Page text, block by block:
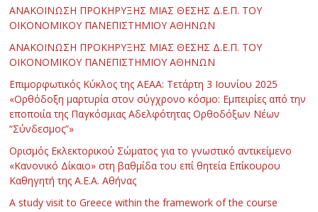
ΑΝΑΚΟΙΝΩΣΗ ΠΡΟΚΗΡΥΞΗΣ ΜΙΑΣ ΘΕΣΗΣ Δ.Ε.Π. ΤΟΥ
ΟΙΚΟΝΟΜΙΚΟΥ ΠΑΝΕΠΙΣΤΗΜΙΟΥ ΑΘΗΝΩΝ
ΑΝΑΚΟΙΝΩΣΗ ΠΡΟΚΗΡΥΞΗΣ ΜΙΑΣ ΘΕΣΗΣ Δ.Ε.Π. ΤΟΥ
ΟΙΚΟΝΟΜΙΚΟΥ ΠΑΝΕΠΙΣΤΗΜΙΟΥ ΑΘΗΝΩΝ
Επιμορφωτικός Κύκλος της ΑΕΑΑ: Τετάρτη 3 Ιουνίου 2025
«Ορθόδοξη μαρτυρία στον σύγχρονο κόσμο: Εμπειρίες από την
εποποιία της Παγκόσμιας Αδελφότητας Ορθοδόξων Νέων
“Σύνδεσμος”»
Ορισμός Εκλεκτορικού Σώματος για το γνωστικό αντικείμενο
«Κανονικό Δίκαιο» στη βαθμίδα του επί θητεία Επίκουρου
Καθηγητή της Α.Ε.Α. Αθήνας
Α study visit to Greece within the framework of the course